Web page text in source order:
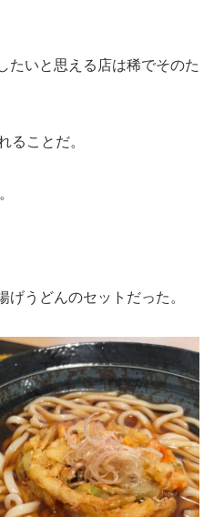
たいと思える店は稀でそのた
ることだ。
げうどんのセットだった。